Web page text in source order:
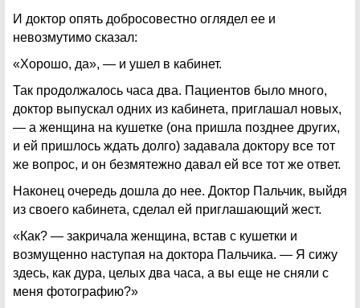
И доктор опять добросовестно оглядел ее и
невозмутимо сказал:
«Хорошо, да», — и ушел в кабинет.
Так продолжалось часа два. Пациентов было много,
доктор выпускал одних из кабинета, приглашал новых,
— а женщина на кушетке (она пришла позднее других,
и ей пришлось ждать долго) задавала доктору все тот
же вопрос, и он безмятежно давал ей все тот же ответ.
Наконец очередь дошла до нее. Доктор Пальчик, выйдя
из своего кабинета, сделал ей приглашающий жест.
«Как? — закричала женщина, встав с кушетки и
возмущенно наступая на доктора Пальчика. — Я сижу
здесь, как дура, целых два часа, а вы еще не сняли с
меня фотографию?»